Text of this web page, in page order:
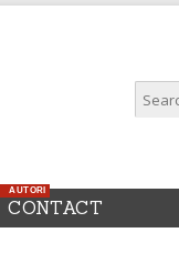
AUTORI
CONTACT